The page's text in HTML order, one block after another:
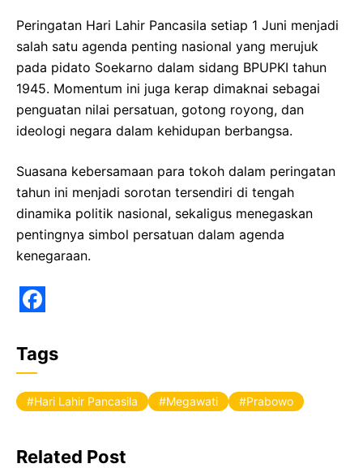
Peringatan Hari Lahir Pancasila setiap 1 Juni menjadi
salah satu agenda penting nasional yang merujuk
pada pidato Soekarno dalam sidang BPUPKI tahun
1945. Momentum ini juga kerap dimaknai sebagai
penguatan nilai persatuan, gotong royong, dan
ideologi negara dalam kehidupan berbangsa.
Suasana kebersamaan para tokoh dalam peringatan
tahun ini menjadi sorotan tersendiri di tengah
dinamika politik nasional, sekaligus menegaskan
pentingnya simbol persatuan dalam agenda
kenegaraan.
a
c
e
o
Tags
Hari Lahir Pancasila Megawati Prabowo
Related Post